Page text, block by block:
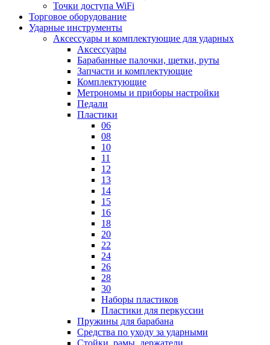
Точки доступа WiFi
Торговое оборудование
Ударные инструменты
Аксессуары и комплектующие для ударных
Аксессуары
Барабанные палочки, щетки, руты
Запчасти и комплектующие
Комплектующие
Метрономы и приборы настройки
Педали
Пластики
06
08
10
11
12
13
14
15
16
18
20
22
24
26
28
30
Наборы пластиков
Пластики для перкуссии
Пружины для барабана
Средства по уходу за ударными
Стойки, рамы, держатели